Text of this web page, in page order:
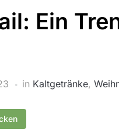
Ein
in Kaltgetränke,